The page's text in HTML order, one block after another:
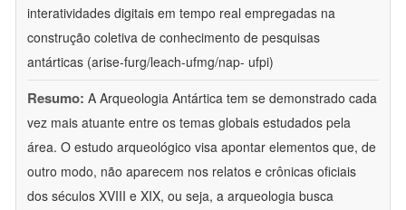
interatividades digitais em tempo real empregadas na
construção coletiva de conhecimento de pesquisas
antárticas (arise-furg/leach-ufmg/nap- ufpi)
Resumo: A Arqueologia Antártica tem se demonstrado cada
vez mais atuante entre os temas globais estudados pela
área. O estudo arqueológico visa apontar elementos que, de
outro modo, não aparecem nos relatos e crônicas oficiais
dos séculos XVIII e XIX, ou seja, a arqueologia busca